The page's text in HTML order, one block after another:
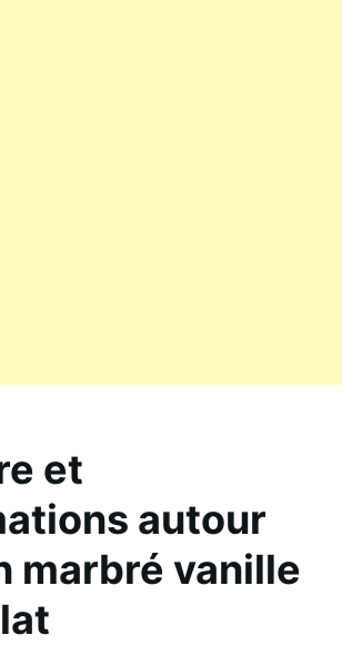
et
autour
marbré vanille